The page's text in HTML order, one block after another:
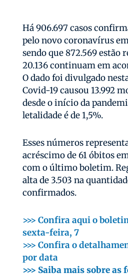
Há 906.697 casos
pelo novo coronavírus
sendo que 872.569 estão
20.136 continuam em
O dado foi divulgado
Covid-19 causou 13.992
desde o início da
letalidade é de 1,5%.
Esses números
acréscimo de 61 óbitos
com o último boletim.
alta de 3.503 na
confirmados.
>>> Confira aqui o
sexta-feira, 7
>>> Confira o
por data
>>> Saiba mais sobre as